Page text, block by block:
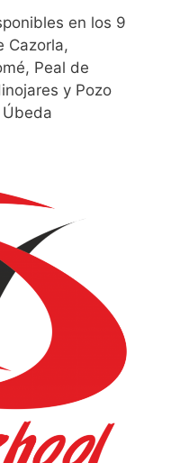
en los 9
Cazorla,
Peal de
y Pozo